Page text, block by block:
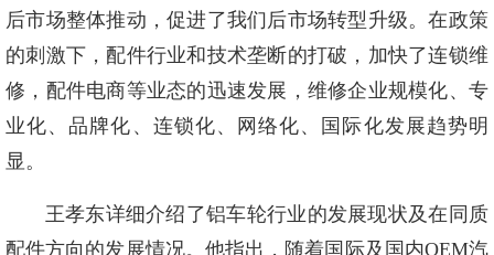
后市场整体推动，促进了我们后市场转型升级。在政策
的刺激下，配件行业和技术垄断的打破，加快了连锁维
修，配件电商等业态的迅速发展，维修企业规模化、专
业化、品牌化、连锁化、网络化、国际化发展趋势明
显。
王孝东详细介绍了铝车轮行业的发展现状及在同质
配件方向的发展情况。他指出，随着国际及国内OEM汽